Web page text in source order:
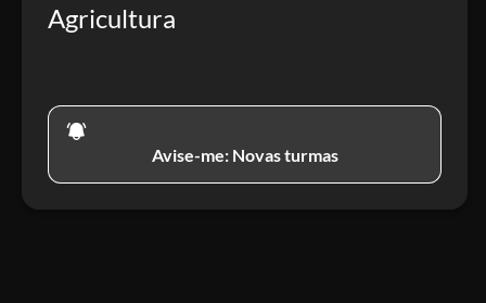
Agricultura
Avise-me: Novas turmas